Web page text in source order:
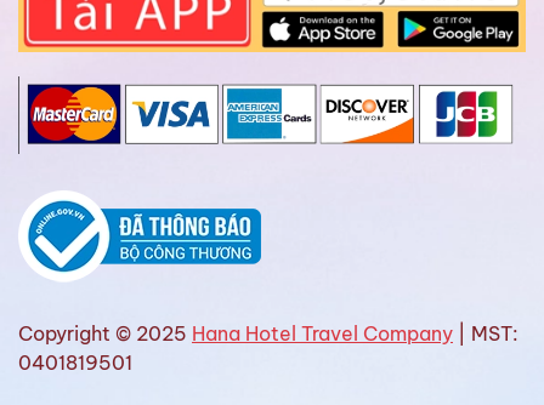
Copyright © 2025 Hana Hotel Travel Company | MST:
0401819501